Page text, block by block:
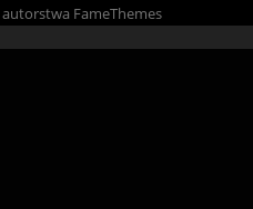
autorstwa FameThemes